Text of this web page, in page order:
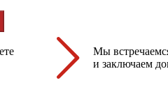
Мы
и заключаем